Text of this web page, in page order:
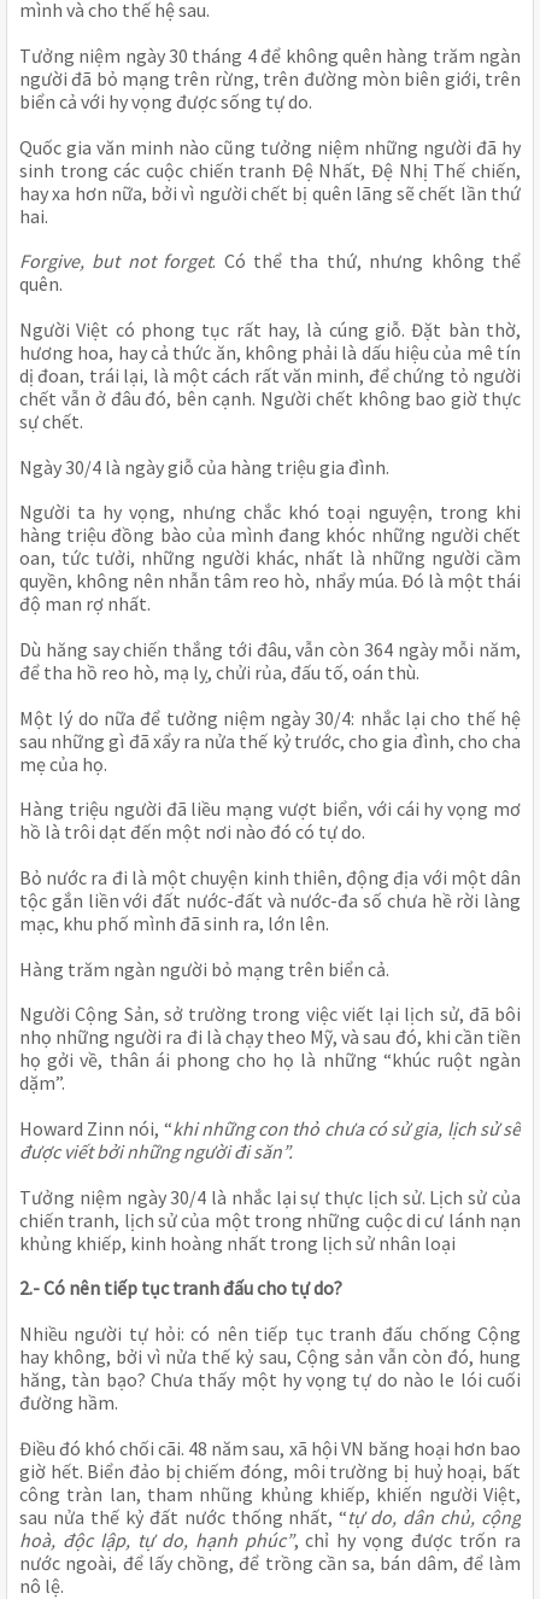
mình và cho thế hệ sau.
Tưởng niệm ngày 30 tháng 4 để không quên hàng trăm ngàn
người đã bỏ mạng trên rừng, trên đường mòn biên giới, trên
biển cả với hy vọng được sống tự do.
Quốc gia văn minh nào cũng tưởng niệm những người đã hy
sinh trong các cuộc chiến tranh Đệ Nhất, Đệ Nhị Thế chiến,
hay xa hơn nữa, bởi vì người chết bị quên lãng sẽ chết lần thứ
hai.
Forgive, but not forget. Có thể tha thứ, nhưng không thể
quên.
Người Việt có phong tục rất hay, là cúng giỗ. Đặt bàn thờ,
hương hoa, hay cả thức ăn, không phải là dấu hiệu của mê tín
dị đoan, trái lại, là một cách rất văn minh, để chứng tỏ người
chết vẫn ở đâu đó, bên cạnh. Người chết không bao giờ thực
sự chết.
Ngày 30/4 là ngày giỗ của hàng triệu gia đình.
Người ta hy vọng, nhưng chắc khó toại nguyện, trong khi
hàng triệu đồng bào của mình đang khóc những người chết
oan, tức tưởi, những người khác, nhất là những người cầm
quyền, không nên nhẫn tâm reo hò, nhẩy múa. Đó là một thái
độ man rợ nhất.
Dù hăng say chiến thắng tới đâu, vẫn còn 364 ngày mỗi năm,
để tha hồ reo hò, mạ lỵ, chửi rủa, đấu tố, oán thù.
Một lý do nữa để tưởng niệm ngày 30/4: nhắc lại cho thế hệ
sau những gì đã xẩy ra nửa thế kỷ trước, cho gia đình, cho cha
mẹ của họ.
Hàng triệu người đã liều mạng vượt biển, với cái hy vọng mơ
hồ là trôi dạt đến một nơi nào đó có tự do.
Bỏ nước ra đi là một chuyện kinh thiên, động địa với một dân
tộc gắn liền với đất nước-đất và nước-đa số chưa hề rời làng
mạc, khu phố mình đã sinh ra, lớn lên.
Hàng trăm ngàn người bỏ mạng trên biển cả.
Người Cộng Sản, sở trường trong việc viết lại lịch sử, đã bôi
nhọ những người ra đi là chạy theo Mỹ, và sau đó, khi cần tiền
họ gởi về, thân ái phong cho họ là những “khúc ruột ngàn
dặm”.
Howard Zinn nói, “khi những con thỏ chưa có sử gia, lịch sử sẽ
được viết bởi những người đi săn”.
Tưởng niệm ngày 30/4 là nhắc lại sự thực lịch sử. Lịch sử của
chiến tranh, lịch sử của một trong những cuộc di cư lánh nạn
khủng khiếp, kinh hoàng nhất trong lịch sử nhân loại
2.- Có nên tiếp tục tranh đấu cho tự do?
Nhiều người tự hỏi: có nên tiếp tục tranh đấu chống Cộng
hay không, bởi vì nửa thế kỷ sau, Cộng sản vẫn còn đó, hung
hăng, tàn bạo? Chưa thấy một hy vọng tự do nào le lói cuối
đường hầm.
Điều đó khó chối cãi. 48 năm sau, xã hội VN băng hoại hơn bao
giờ hết. Biển đảo bị chiếm đóng, môi trường bị huỷ hoại, bất
công tràn lan, tham nhũng khủng khiếp, khiến người Việt,
sau nửa thế kỷ đất nước thống nhất, “tự do, dân chủ, cộng
hoà, độc lập, tự do, hạnh phúc”, chỉ hy vọng được trốn ra
nước ngoài, để lấy chồng, để trồng cần sa, bán dâm, để làm
nô lệ.